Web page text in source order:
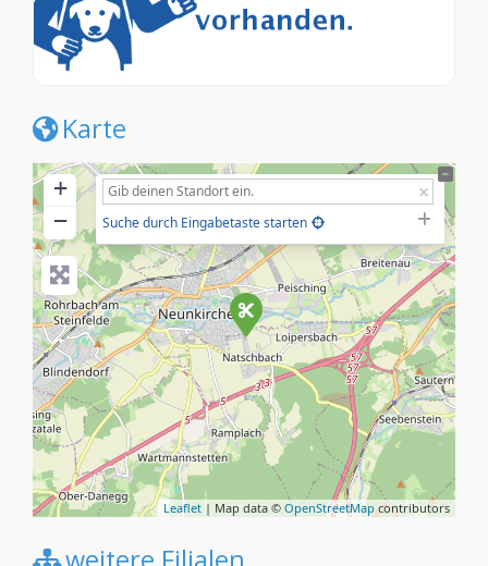
Karte
+
−
Suche durch Eingabetaste starten
Leaflet | Map data © OpenStreetMap contributors